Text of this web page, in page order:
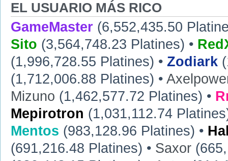
EL USUARIO MÁS RICO
GameMaster (6,552,435.50
Sito (3,564,748.23 Platines) •
(1,996,728.55 Platines) • Zodiark
(1,712,006.88 Platines) •
Mizuno (1,462,577.72 Platines) •
Mepirotron (1,031,112.74
Mentos (983,128.96 Platines) •
(691,216.48 Platines) • Saxor